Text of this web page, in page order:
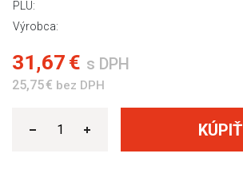
PLU:
Výrobca:
31,67 € s DPH
25,75 € bez DPH
KÚPIŤ